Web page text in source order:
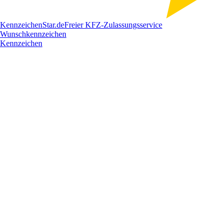
KennzeichenStar.deFreier KFZ-Zulassungsservice
Wunschkennzeichen
Kennzeichen